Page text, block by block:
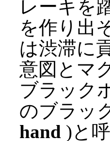
レーキを
を作り出
は渋滞に
意図とマ
ブラック
のブラッ
hand )と